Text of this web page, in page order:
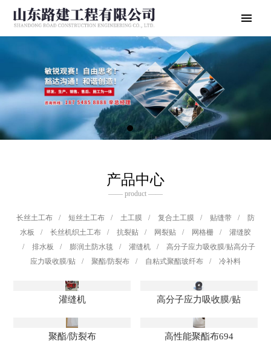
产品中心
—— product ——
长丝土工布 / 短丝土工布 / 土工膜 / 复合土工膜 / 贴缝带 /
防
水板
/ 长丝机织土工布 / 抗裂贴 / 网裂贴 / 网格栅 /
灌缝胶
/
排水板 / 膨润土防水毯 / 灌缝机 /
高分子应力吸收膜/贴高分子
应力吸收膜/贴
/ 聚酯/防裂布 / 自粘式聚酯玻纤布 / 冷补料
灌缝机 高分子应力吸收膜/贴
聚酯/防裂布 高性能聚酯布694